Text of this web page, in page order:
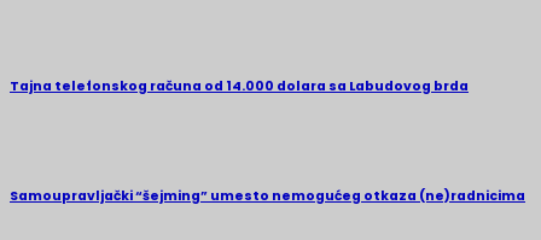
Tajna telefonskog računa od 14.000 dolara sa Labudovog brda
Samoupravljački “šejming” umesto nemogućeg otkaza (ne)radnicima